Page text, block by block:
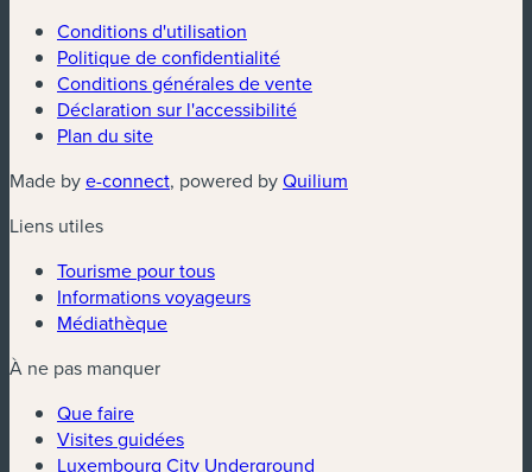
Conditions d'utilisation
Politique de confidentialité
Conditions générales de vente
Déclaration sur l'accessibilité
Plan du site
Made bye-connect(nouvelle fenêtre)
, powered byQuilium
Liens utiles
Tourisme pour tous
Informations voyageurs
Médiathèque
À ne pas manquer
Que faire
Visites guidées
Luxembourg City Underground